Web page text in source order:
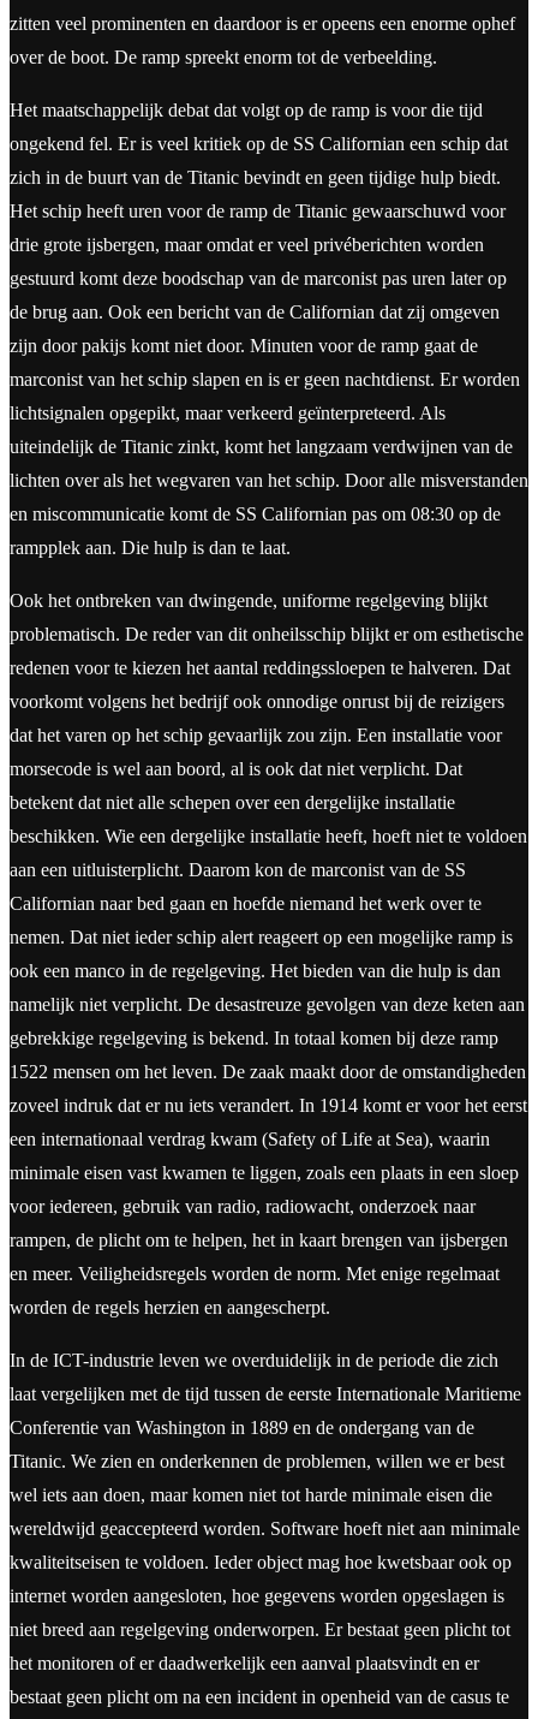
zitten veel prominenten en daardoor is er opeens een enorme ophef
over de boot. De ramp spreekt enorm tot de verbeelding.
Het maatschappelijk debat dat volgt op de ramp is voor die tijd
ongekend fel. Er is veel kritiek op de SS Californian een schip dat
zich in de buurt van de Titanic bevindt en geen tijdige hulp biedt.
Het schip heeft uren voor de ramp de Titanic gewaarschuwd voor
drie grote ijsbergen, maar omdat er veel privéberichten worden
gestuurd komt deze boodschap van de marconist pas uren later op
de brug aan. Ook een bericht van de Californian dat zij omgeven
zijn door pakijs komt niet door. Minuten voor de ramp gaat de
marconist van het schip slapen en is er geen nachtdienst. Er worden
lichtsignalen opgepikt, maar verkeerd geïnterpreteerd. Als
uiteindelijk de Titanic zinkt, komt het langzaam verdwijnen van de
lichten over als het wegvaren van het schip. Door alle misverstanden
en miscommunicatie komt de SS Californian pas om 08:30 op de
rampplek aan. Die hulp is dan te laat.
Ook het ontbreken van dwingende, uniforme regelgeving blijkt
problematisch. De reder van dit onheilsschip blijkt er om esthetische
redenen voor te kiezen het aantal reddingssloepen te halveren. Dat
voorkomt volgens het bedrijf ook onnodige onrust bij de reizigers
dat het varen op het schip gevaarlijk zou zijn. Een installatie voor
morsecode is wel aan boord, al is ook dat niet verplicht. Dat
betekent dat niet alle schepen over een dergelijke installatie
beschikken. Wie een dergelijke installatie heeft, hoeft niet te voldoen
aan een uitluisterplicht. Daarom kon de marconist van de SS
Californian naar bed gaan en hoefde niemand het werk over te
nemen. Dat niet ieder schip alert reageert op een mogelijke ramp is
ook een manco in de regelgeving. Het bieden van die hulp is dan
namelijk niet verplicht. De desastreuze gevolgen van deze keten aan
gebrekkige regelgeving is bekend. In totaal komen bij deze ramp
1522 mensen om het leven. De zaak maakt door de omstandigheden
zoveel indruk dat er nu iets verandert. In 1914 komt er voor het eerst
een internationaal verdrag kwam (Safety of Life at Sea), waarin
minimale eisen vast kwamen te liggen, zoals een plaats in een sloep
voor iedereen, gebruik van radio, radiowacht, onderzoek naar
rampen, de plicht om te helpen, het in kaart brengen van ijsbergen
en meer. Veiligheidsregels worden de norm. Met enige regelmaat
worden de regels herzien en aangescherpt.
In de ICT-industrie leven we overduidelijk in de periode die zich
laat vergelijken met de tijd tussen de eerste Internationale Maritieme
Conferentie van Washington in 1889 en de ondergang van de
Titanic. We zien en onderkennen de problemen, willen we er best
wel iets aan doen, maar komen niet tot harde minimale eisen die
wereldwijd geaccepteerd worden. Software hoeft niet aan minimale
kwaliteitseisen te voldoen. Ieder object mag hoe kwetsbaar ook op
internet worden aangesloten, hoe gegevens worden opgeslagen is
niet breed aan regelgeving onderworpen. Er bestaat geen plicht tot
het monitoren of er daadwerkelijk een aanval plaatsvindt en er
bestaat geen plicht om na een incident in openheid van de casus te